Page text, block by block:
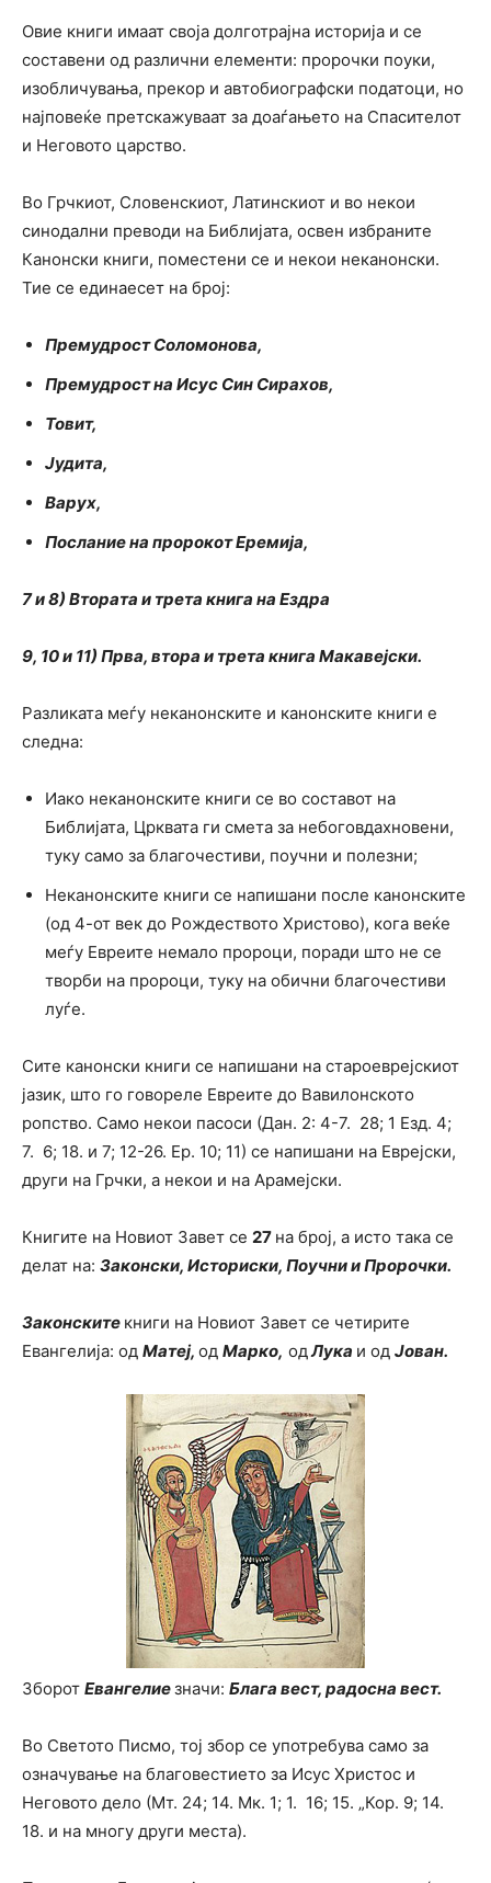
Овие книги имаат своја долготрајна историја и се
составени од различни елементи: пророчки поуки,
изобличувања, прекор и автобиографски податоци, но
најповеќе претскажуваат за доаѓањето на Спасителот
и Неговото царство.
Во Грчкиот, Словенскиот, Латинскиот и во некои
синодални преводи на Библијата, освен избраните
Канонски книги, поместени се и некои неканонски.
Тие се единаесет на број:
Премудрост Соломонова,
Премудрост на Исус Син Сирахов,
Товит,
Јудита,
Варух,
Послание на пророкот Еремија,
7и 8) Втората и трета книга на Ездра
9, 10и 11) Прва, втора и трета книга Макавејски.
Разликата меѓу неканонските и канонските книги е
следна:
Иако неканонските книги се во составот на
Библијата, Црквата ги смета за небоговдахновени,
туку само за благочестиви, поучни и полезни;
Неканонските книги се напишани после канонските
(од 4-от век до Рождеството Христово), кога веќе
меѓу Евреите немало пророци, поради што не се
творби на пророци, туку на обични благочестиви
луѓе.
Сите канонски книги се напишани на староеврејскиот
јазик, што го говореле Евреите до Вавилонското
ропство. Само некои пасоси (Дан. 2: 4-7. 28; 1 Езд. 4;
7. 6; 18. и 7; 12-26. Ер. 10; 11) се напишани на Еврејски,
други на Грчки, а некои и на Арамејски.
Книгите на Новиот Завет се 27 на број, а исто така се
делат на: Законски, Историски, Поучни и Пророчки.
Законските книги на Новиот Завет се четирите
Евангелија: од Матеј, од Марко, одЛука и од Јован.
Зборот Евангелиезначи: Блага вест, радосна вест.
Во Светото Писмо, тој збор се употребува само за
означување на благовестието за Исус Христос и
Неговото дело (Мт. 24; 14. Мк. 1; 1. 16; 15. „Кор. 9; 14.
18. и на многу други места).